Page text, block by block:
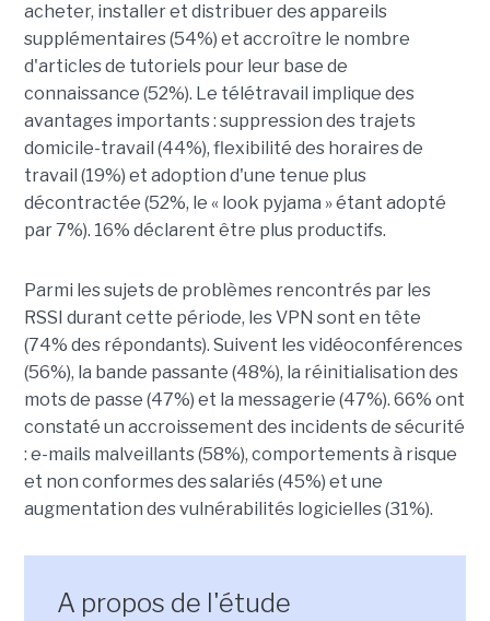
acheter, installer et distribuer des appareils
supplémentaires (54%) et accroître le nombre
d'articles de tutoriels pour leur base de
connaissance (52%). Le télétravail implique des
avantages importants : suppression des trajets
domicile-travail (44%), flexibilité des horaires de
travail (19%) et adoption d'une tenue plus
décontractée (52%, le « look pyjama » étant adopté
par 7%). 16% déclarent être plus productifs.
Parmi les sujets de problèmes rencontrés par les
RSSI durant cette période, les VPN sont en tête
(74% des répondants). Suivent les vidéoconférences
(56%), la bande passante (48%), la réinitialisation des
mots de passe (47%) et la messagerie (47%). 66% ont
constaté un accroissement des incidents de sécurité
: e-mails malveillants (58%), comportements à risque
et non conformes des salariés (45%) et une
augmentation des vulnérabilités logicielles (31%).
A propos de l'étude